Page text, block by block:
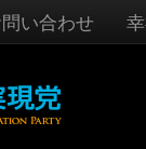
い合わせ